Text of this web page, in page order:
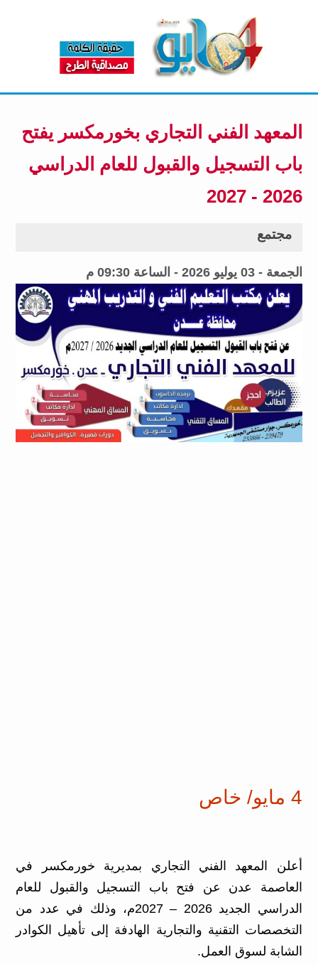
المعهد الفني التجاري بخورمكسر يفتح
باب التسجيل والقبول للعام الدراسي
2026 - 2027
مجتمع
الجمعة - 03 يوليو 2026 - الساعة 09:30 م
4 مايو/ خاص
أعلن المعهد الفني التجاري بمديرية خورمكسر في
العاصمة عدن عن فتح باب التسجيل والقبول للعام
الدراسي الجديد 2026 – 2027م، وذلك في عدد من
التخصصات التقنية والتجارية الهادفة إلى تأهيل الكوادر
الشابة لسوق العمل.